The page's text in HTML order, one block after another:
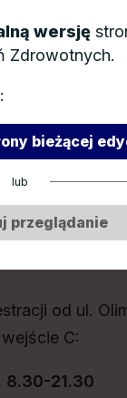
(MCK)
od ul.
od ul.
C:
8.30-21.30
wersję
Zdrowotnych.
bieżącej
lub
przeglądanie